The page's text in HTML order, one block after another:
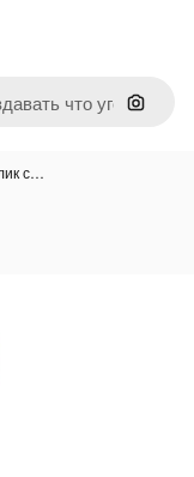
Поиск
с…